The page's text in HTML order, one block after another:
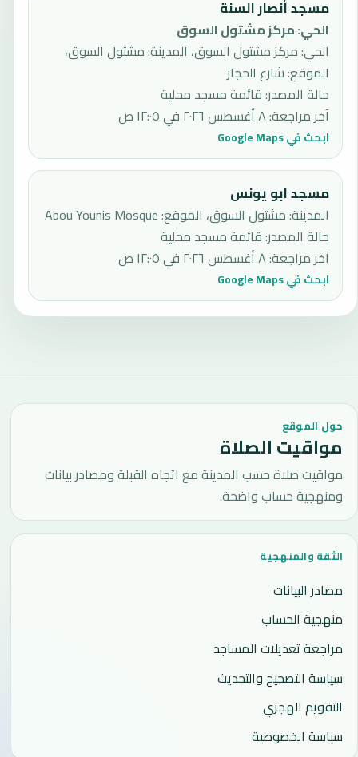
مسجد أنصار السنة
الحي:مركز مشتول السوق
الحي: مركز مشتول السوق، المدينة: مشتول السوق،
الموقع: شارع الحجاز
حالة المصدر:قائمة مسجد محلية
آخر مراجعة:٨ أغسطس ٢٠٢٦ في ١٢:٠٥ ص
ابحث في Google Maps
مسجد ابو يونس
المدينة: مشتول السوق، الموقع: Abou Younis Mosque
حالة المصدر:قائمة مسجد محلية
آخر مراجعة:٨ أغسطس ٢٠٢٦ في ١٢:٠٥ ص
ابحث في Google Maps
حول الموقع
مواقيت الصلاة
مواقيت صلاة حسب المدينة مع اتجاه القبلة ومصادر بيانات
ومنهجية حساب واضحة.
الثقة والمنهجية
مصادر البيانات
منهجية الحساب
مراجعة تعديلات المساجد
سياسة التصحيح والتحديث
التقويم الهجري
سياسة الخصوصية